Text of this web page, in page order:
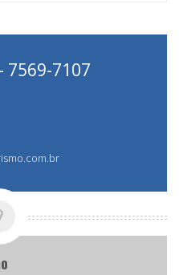
7569-7107